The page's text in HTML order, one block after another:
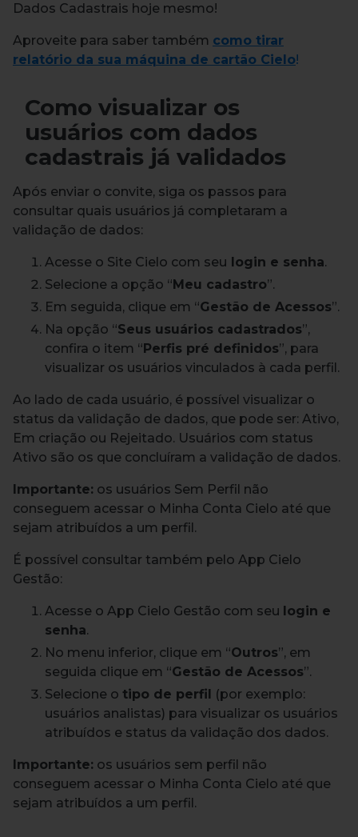
Dados Cadastrais hoje mesmo!
Aproveite para saber também como tirar
relatório da sua máquina de cartão Cielo!
Como visualizar os
usuários com dados
cadastrais já validados
Após enviar o convite, siga os passos para
consultar quais usuários já completaram a
validação de dados:
Acesse o Site Cielo com seu login e senha.
Selecione a opção “ Meu cadastro”.
Em seguida, clique em “Gestão de Acessos”.
Na opção “Seus usuários cadastrados”,
confira o item “ Perfis pré definidos”, para
visualizar os usuários vinculados à cada perfil.
Ao lado de cada usuário, é possível visualizar o
status da validação de dados, que pode ser: Ativo,
Em criação ou Rejeitado. Usuários com status
Ativo são os que concluíram a validação de dados.
Importante: os usuários Sem Perfil não
conseguem acessar o Minha Conta Cielo até que
sejam atribuídos a um perfil.
É possível consultar também pelo App Cielo
Gestão:
Acesse o App Cielo Gestão com seu login e
senha.
No menu inferior, clique em “Outros”, em
seguida clique em “Gestão de Acessos”.
Selecione o tipo de perfil
(por exemplo:
usuários analistas) para visualizar os usuários
atribuídos e status da validação dos dados.
Importante: os usuários sem perfil não
conseguem acessar o Minha Conta Cielo até que
sejam atribuídos a um perfil.